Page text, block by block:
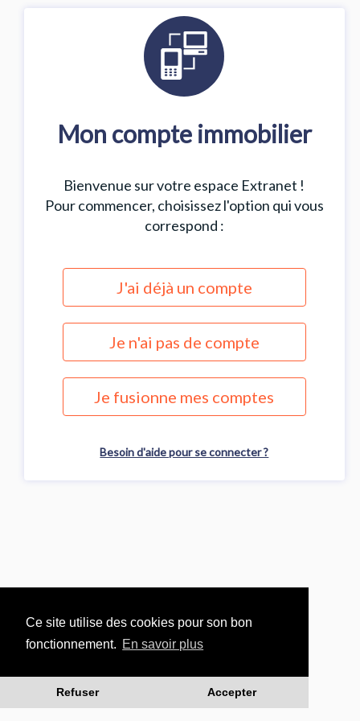
Ce site utilise des cookies pour son bon
fonctionnement. En savoir plus
Refuser Accepter
Mon compte immobilier
Bienvenue sur votre espace Extranet !
Pour commencer, choisissez l'option qui vous
correspond :
J'ai déjà un compte
Je n'ai pas de compte
Je fusionne mes comptes
Besoin d'aide pour se connecter ?